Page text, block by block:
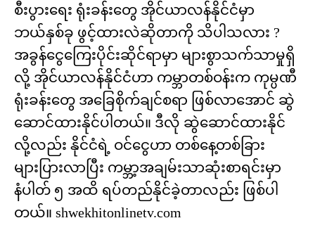
စီးပွားရေး ရုံးခန်းတွေ အိုင်ယာလန်နိုင်ငံမှာ
ဘယ်နှစ်ခု ဖွင့်ထားလဲဆိုတာကို သိပါသလား ?
အခွန်ငွေကြေးပိုင်းဆိုင်ရာမှာ များစွာသက်သာမှုရှိ
လို့ အိုင်ယာလန်နိုင်ငံဟာ ကမ္ဘာတစ်ဝန်းက ကုမ္ပဏီ
ရုံးခန်းတွေ အခြေစိုက်ချင်စရာ ဖြစ်လာအောင် ဆွဲ
ဆောင်ထားနိုင်ပါတယ်။ ဒီလို ဆွဲဆောင်ထားနိုင်
လို့လည်း နိုင်ငံရဲ့ ဝင်ငွေဟာ တစ်နေ့တစ်ခြား
များပြားလာပြီး ကမ္ဘာ့အချမ်းသာဆုံးစာရင်းမှာ
နံပါတ် ၅ အထိ ရပ်တည်နိုင်ခဲ့တာလည်း ဖြစ်ပါ
တယ်။ shwekhitonlinetv.com